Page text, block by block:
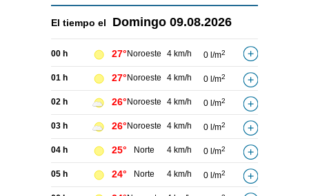
El tiempo el Domingo 09.08.2026
00 h 27° Noroeste 4 km/h 0 l/m2
01 h 27° Noroeste 4 km/h 0 l/m2
02 h 26° Noroeste 4 km/h 0 l/m2
03 h 26° Noroeste 4 km/h 0 l/m2
04 h 25° Norte 4 km/h 0 l/m2
05 h 24° Norte 4 km/h 0 l/m2